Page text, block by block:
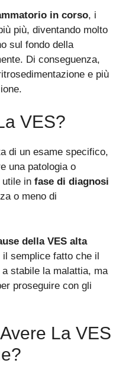
in corso, i
più, diventando molto
sul fondo della
Di conseguenza,
e più
VES?
di un esame specifico,
una patologia o
in fase di diagnosi
o meno di
della VES alta
semplice fatto che il
stabile la malattia, ma
proseguire con gli
La VES